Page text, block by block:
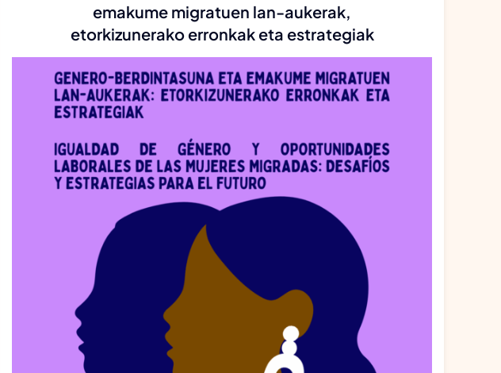
emakume migratuen lan-aukerak,
etorkizunerako erronkak eta estrategiak